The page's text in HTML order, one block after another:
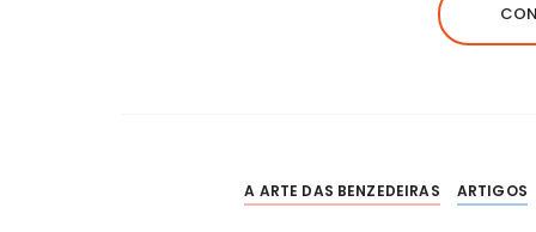
A ARTE DAS BENZEDEIRAS ARTIGOS